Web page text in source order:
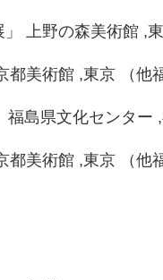
」 上野の森美術館 ,
都美術館 ,東京 （他
福島県文化センター
都美術館 ,東京 （他